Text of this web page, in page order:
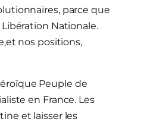
parce que
Nationale.
nos positions,
Peuple de
en France. Les
et laisser les